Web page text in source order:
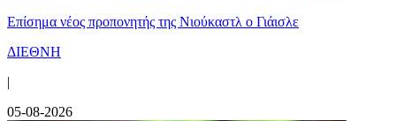
Επίσημα νέος προπονητής της Νιούκαστλ ο Γιάισλε
ΔΙΕΘΝΗ
|
05-08-2026